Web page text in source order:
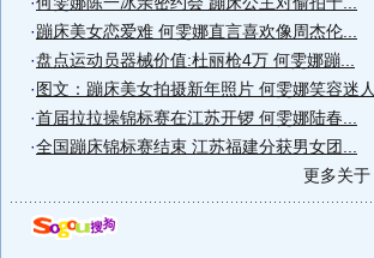
·蹦床美女恋爱难 何雯娜直言喜欢像周杰伦...
·盘点运动员器械价值:杜丽枪4万 何雯娜蹦...
· 图文：蹦床美女拍摄新年照片 何雯娜笑容迷人
·首届拉拉操锦标赛在江苏开锣 何雯娜陆春...
·全国蹦床锦标赛结束 江苏福建分获男女团...
更多关于